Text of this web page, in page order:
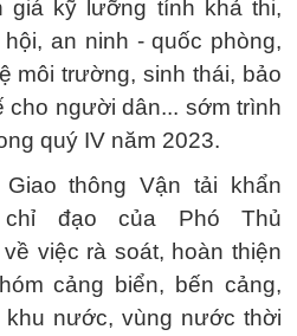
giá kỹ lưỡng tính khả thi,
an ninh - quốc phòng,
môi trường, sinh thái, bảo
cho người dân... sớm trình
quý IV năm 2023.
thông Vận tải khẩn
đạo của Phó Thủ
việc rà soát, hoàn thiện
cảng biển, bến cảng,
khu nước, vùng nước thời